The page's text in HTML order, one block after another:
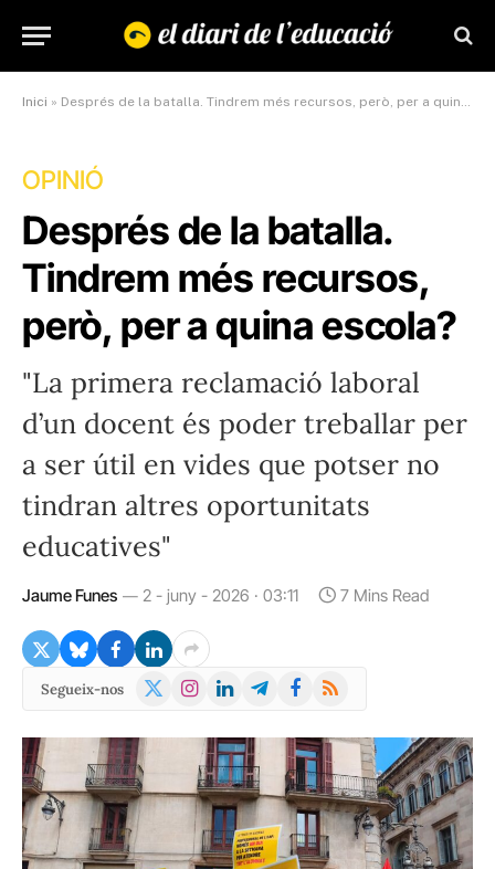
Inici » Després de la batalla. Tindrem més recursos, però, per a quina escola?
OPINIÓ
Després de la batalla.
Tindrem més recursos,
però, per a quina escola?
"La primera reclamació laboral
d’un docent és poder treballar per
a ser útil en vides que potser no
tindran altres oportunitats
educatives"
Jaume Funes 2 - juny - 2026 · 03:11 7 Mins Read
Segueix-nos
X
Instagram
LinkedInTelegramFacebook
RSS